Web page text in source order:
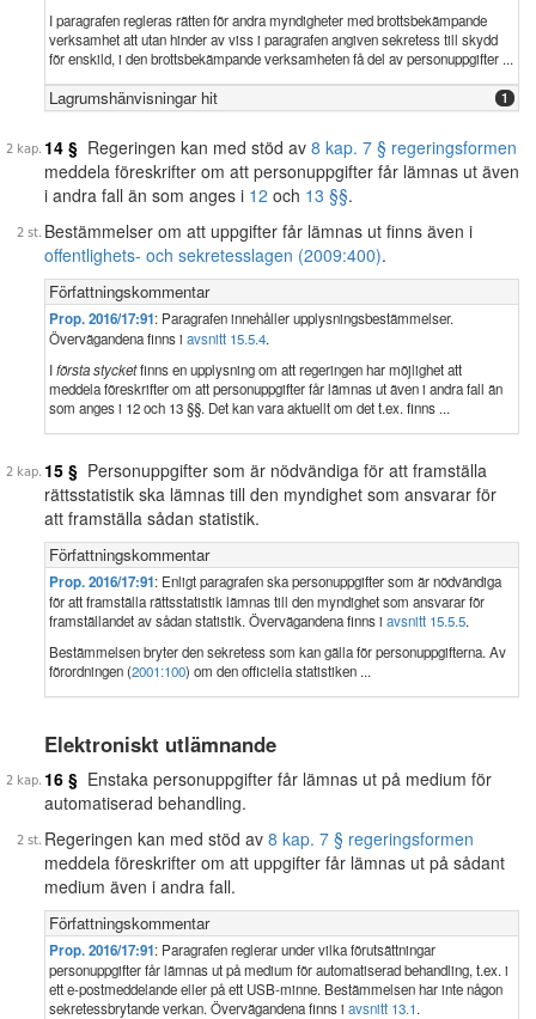
I paragrafen regleras rätten för andra myndigheter med brottsbekämpande
verksamhet att utan hinder av viss i paragrafen angiven sekretess till skydd
för enskild, i den brottsbekämpande verksamheten få del av personuppgifter ...
Lagrumshänvisningar hit 1
14 § Regeringen kan med stöd av 8 kap. 7 § regeringsformen
meddela föreskrifter om att personuppgifter får lämnas ut även
i andra fall än som anges i 12 och 13 §§.
Bestämmelser om att uppgifter får lämnas ut finns även i
offentlighets- och sekretesslagen (2009:400).
Författningskommentar
Prop. 2016/17:91: Paragrafen innehåller upplysningsbestämmelser.
Övervägandena finns i avsnitt 15.5.4.
Iförsta stycketfinns en upplysning om att regeringen har möjlighet att
meddela föreskrifter om att personuppgifter får lämnas ut även i andra fall än
som anges i 12 och 13 §§. Det kan vara aktuellt om det t.ex. finns ...
15 § Personuppgifter som är nödvändiga för att framställa
rättsstatistik ska lämnas till den myndighet som ansvarar för
att framställa sådan statistik.
Författningskommentar
Prop. 2016/17:91: Enligt paragrafen ska personuppgifter som är nödvändiga
för att framställa rättsstatistik lämnas till den myndighet som ansvarar för
framställandet av sådan statistik. Övervägandena finns i avsnitt 15.5.5.
Bestämmelsen bryter den sekretess som kan gälla för personuppgifterna. Av
förordningen (2001:100) om den officiella statistiken ...
Elektroniskt utlämnande
16 § Enstaka personuppgifter får lämnas ut på medium för
automatiserad behandling.
Regeringen kan med stöd av 8 kap. 7 § regeringsformen
meddela föreskrifter om att uppgifter får lämnas ut på sådant
medium även i andra fall.
Författningskommentar
Prop. 2016/17:91: Paragrafen reglerar under vilka förutsättningar
personuppgifter får lämnas ut på medium för automatiserad behandling, t.ex. i
ett e-postmeddelande eller på ett USB-minne. Bestämmelsen har inte någon
sekretessbrytande verkan. Övervägandena finns i avsnitt 13.1.